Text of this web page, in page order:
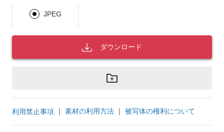
JPEG
ダウンロード
利用禁止事項 ｜ 素材の利用方法 ｜ 被写体の権利について